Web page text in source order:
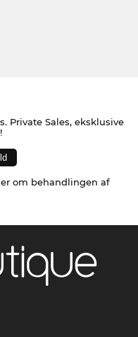
Private Sales, eksklusive
om behandlingen af